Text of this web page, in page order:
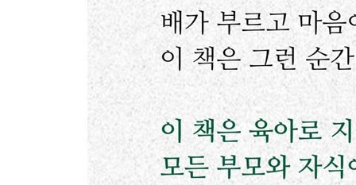
아빠에게 ‘할아버지가 된다는 것’은
우리들의 블루스
놀이는 추억을 만들고
나의 아빠
무궁무진 할비랜드
우리 아기 덕분에
“끙 차”
이런 게 손주 둔 부모님 마음
역시 우리 아빠